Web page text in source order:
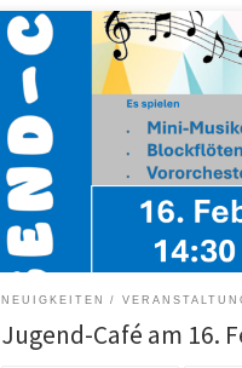
16. Februar laden alle aktiven
ihre Familien sowie alle Aktiven
Jugend-Café. Los geht es
Neben den Mini-Musikern
wird auch das
Wir freuen uns auf einen
mit euch.
NEUIGKEITEN
Jugend-Café am 16.